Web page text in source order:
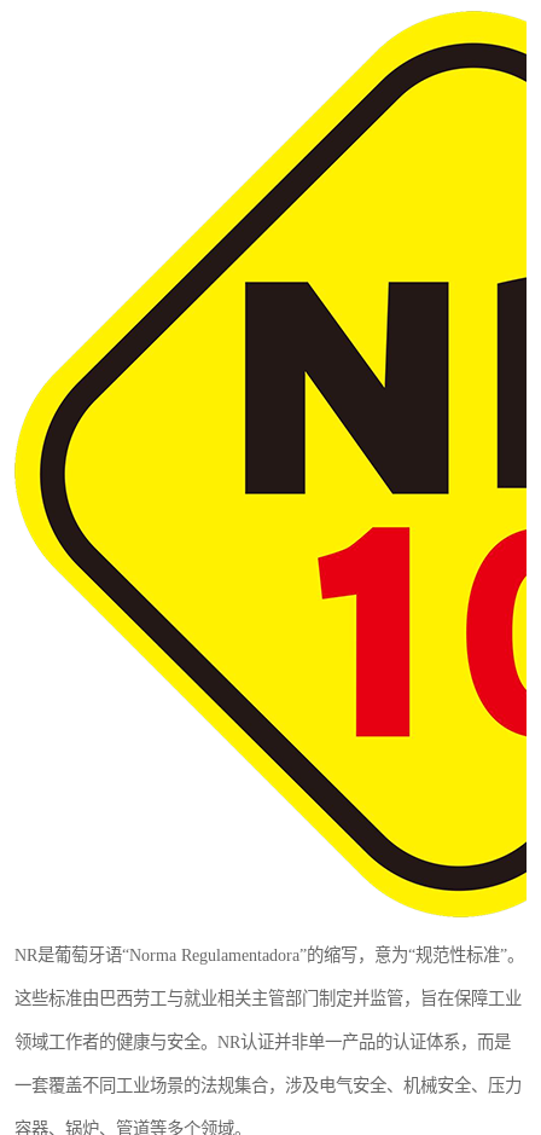
NR是葡萄牙语“Norma Regulamentadora”的缩写，意为“规范性标准”。
这些标准由巴西劳工与就业相关主管部门制定并监管，旨在保障工业
领域工作者的健康与安全。NR认证并非单一产品的认证体系，而是
一套覆盖不同工业场景的法规集合，涉及电气安全、机械安全、压力
容器、锅炉、管道等多个领域。